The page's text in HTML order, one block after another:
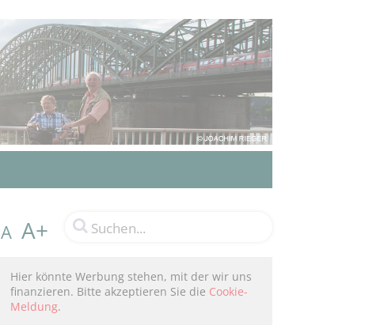
A A+
Hier könnte Werbung stehen, mit der wir uns
finanzieren. Bitte akzeptieren Sie die Cookie-
Meldung.